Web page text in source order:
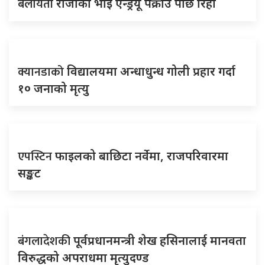
बेलायतीराजाका भाइ एन्ड्रयू पक्राउ पछि रिहा
क्यानडाकोविद्यालयमा अन्धाधुन्ध गोली प्रहार गर्दा
१० जनाको मृत्यु
एपस्टिनफाइलको बाछिटा नर्वेमा, राजपरिवारमा
सङ्कट
बंगलादेशकीपूर्वप्रधानमन्त्री शेख हसिनालाई मानवता
विरुद्धको अपराधमा मृत्युदण्ड